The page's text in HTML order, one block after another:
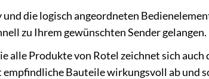
und die logisch angeordneten
zu Ihrem gewünschten Sender gelangen.
alle Produkte von Rotel zeichnet sich
Bauteile wirkungsvoll ab und